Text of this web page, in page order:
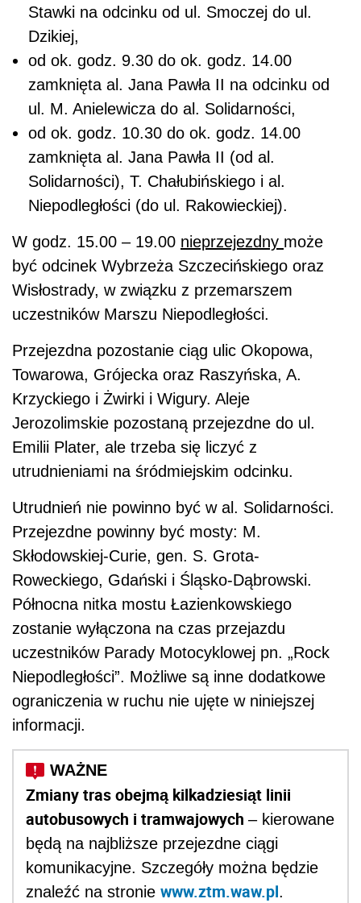
Stawki na odcinku od ul. Smoczej do ul.
Dzikiej,
od ok. godz. 9.30 do ok. godz. 14.00
zamknięta al. Jana Pawła II na odcinku od
ul. M. Anielewicza do al. Solidarności,
od ok. godz. 10.30 do ok. godz. 14.00
zamknięta al. Jana Pawła II (od al.
Solidarności), T. Chałubińskiego i al.
Niepodległości (do ul. Rakowieckiej).
W godz. 15.00 – 19.00 nieprzejezdny może
być odcinek Wybrzeża Szczecińskiego oraz
Wisłostrady, w związku z przemarszem
uczestników Marszu Niepodległości.
Przejezdna pozostanie ciąg ulic Okopowa,
Towarowa, Grójecka oraz Raszyńska, A.
Krzyckiego i Żwirki i Wigury. Aleje
Jerozolimskie pozostaną przejezdne do ul.
Emilii Plater, ale trzeba się liczyć z
utrudnieniami na śródmiejskim odcinku.
Utrudnień nie powinno być w al. Solidarności.
Przejezdne powinny być mosty: M.
Skłodowskiej-Curie, gen. S. Grota-
Roweckiego, Gdański i Śląsko-Dąbrowski.
Północna nitka mostu Łazienkowskiego
zostanie wyłączona na czas przejazdu
uczestników Parady Motocyklowej pn. „Rock
Niepodległości”. Możliwe są inne dodatkowe
ograniczenia w ruchu nie ujęte w niniejszej
informacji.
Zmiany tras obejmą kilkadziesiąt linii
autobusowych i tramwajowych – kierowane
będą na najbliższe przejezdne ciągi
komunikacyjne. Szczegóły można będzie
znaleźć na stronie www.ztm.waw.pl.